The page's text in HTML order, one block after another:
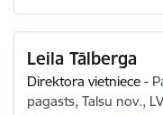
Leila Tālberga
Direktora vietniece -
pagasts, Talsu nov.,